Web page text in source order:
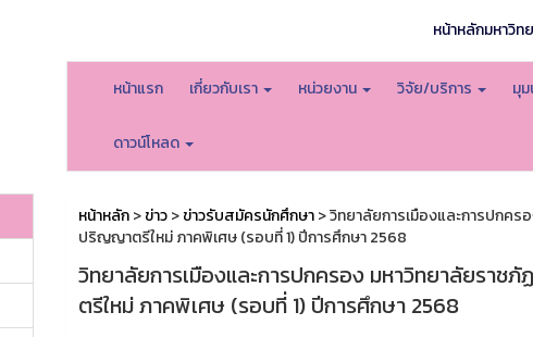
หน้าหลักมหาวิท
หน้าแรก เกี่ยวกับเรา หน่วยงาน วิจัย/บริการ มุ
ดาวน์โหลด
หน้าหลัก>ข่าว>ข่าวรับสมัครนักศึกษา> วิทยาลัยการเมืองและการปกค
ปริญญาตรีใหม่ ภาคพิเศษ (รอบที่ 1) ปีการศึกษา 2568
วิทยาลัยการเมืองและการปกครอง มหาวิทยาลัยรา
ตรีใหม่ ภาคพิเศษ (รอบที่ 1) ปีการศึกษา 2568